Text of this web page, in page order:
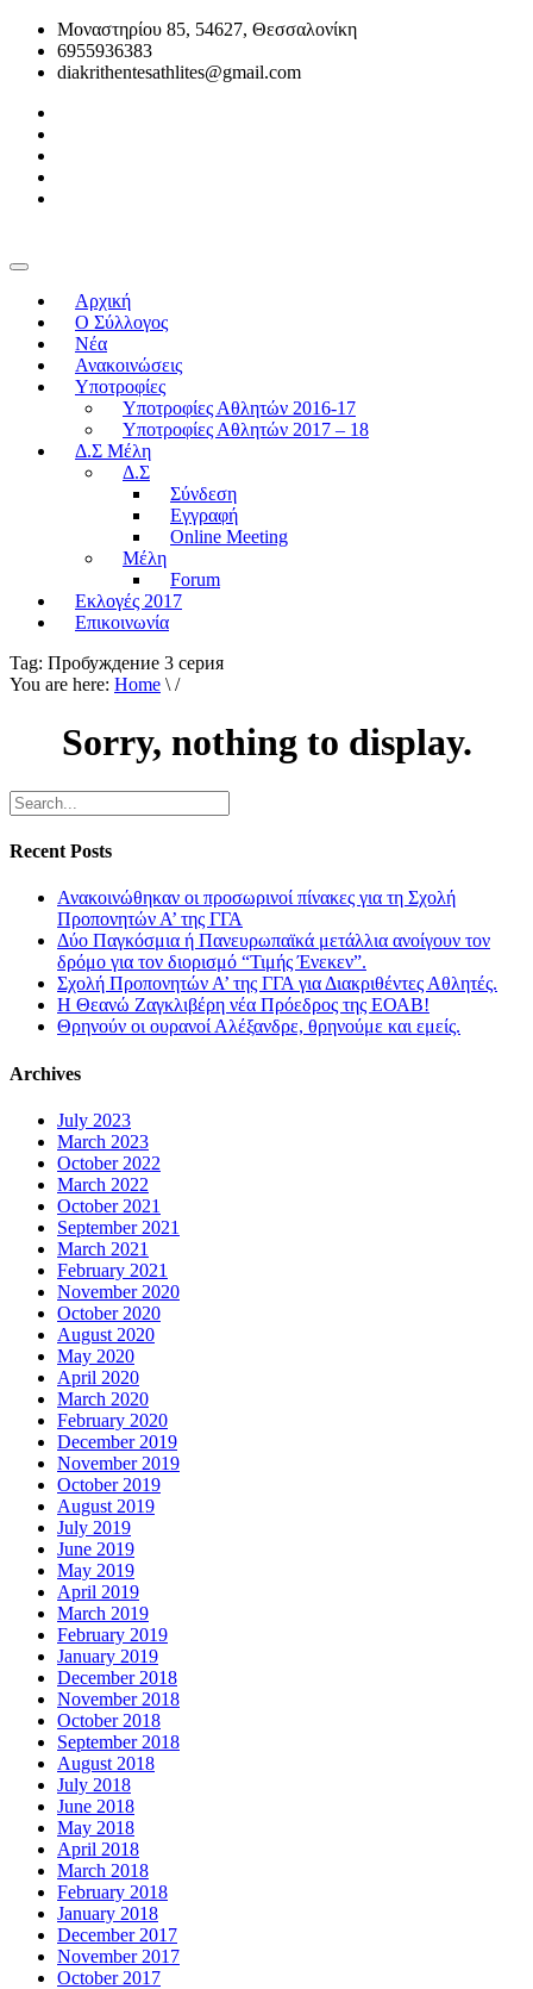
Μοναστηρίου 85, 54627, Θεσσαλονίκη
6955936383
diakrithentesathlites@gmail.com
Αρχική
O Σύλλογος
Νέα
Ανακοινώσεις
Υποτροφίες
Υποτροφίες Αθλητών 2016-17
Υποτροφίες Αθλητών 2017 – 18
Δ.Σ Μέλη
Δ.Σ
Σύνδεση
Εγγραφή
Online Meeting
Μέλη
Forum
Εκλογές 2017
Επικοινωνία
Tag: Пробуждение 3 серия
You are here: Home \ /
Sorry, nothing to display.
Recent Posts
Ανακοινώθηκαν οι προσωρινοί πίνακες για τη Σχολή
Προπονητών Α’ της ΓΓΑ
Δύο Παγκόσμια ή Πανευρωπαϊκά μετάλλια ανοίγουν τον
δρόμο για τον διορισμό “Τιμής Ένεκεν”.
Σχολή Προπονητών Α’ της ΓΓΑ για Διακριθέντες Αθλητές.
Η Θεανώ Ζαγκλιβέρη νέα Πρόεδρος της ΕΟΑΒ!
Θρηνούν οι ουρανοί Αλέξανδρε, θρηνούμε και εμείς.
Archives
July 2023
March 2023
October 2022
March 2022
October 2021
September 2021
March 2021
February 2021
November 2020
October 2020
August 2020
May 2020
April 2020
March 2020
February 2020
December 2019
November 2019
October 2019
August 2019
July 2019
June 2019
May 2019
April 2019
March 2019
February 2019
January 2019
December 2018
November 2018
October 2018
September 2018
August 2018
July 2018
June 2018
May 2018
April 2018
March 2018
February 2018
January 2018
December 2017
November 2017
October 2017